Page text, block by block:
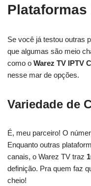
Se você já testou outras
que algumas são meio
como o Warez TV IPTV
nesse mar de opções.
Variedade de
É, meu parceiro! O
Enquanto outras
canais, o Warez TV traz
definição. Pra quem faz
cheio!